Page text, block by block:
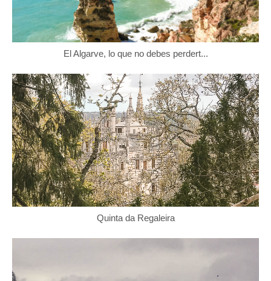
El Algarve, lo que no debes perdert...
Quinta da Regaleira